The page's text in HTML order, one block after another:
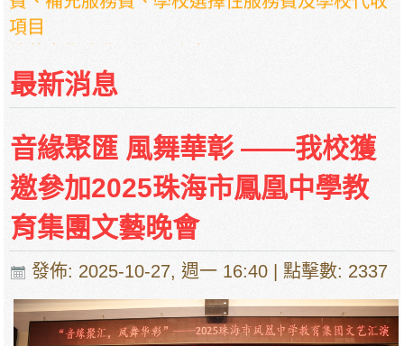
培華中學收費項目一覽表
停課通知
最新消息
音緣聚匯 風舞華彰 ——我校獲
邀參加2025珠海市鳳凰中學教
育集團文藝晚會
發佈: 2025-10-27, 週一 16:40 | 點擊數: 2337